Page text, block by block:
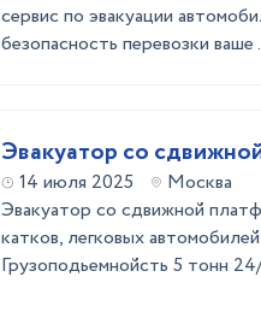
сервис по эвакуации
безопасность перевозки ваше
Эвакуатор со
14 июля 2025
Москва
Эвакуатор со сдвижной
катков, легковых
Грузоподьемнойсть 5 тонн